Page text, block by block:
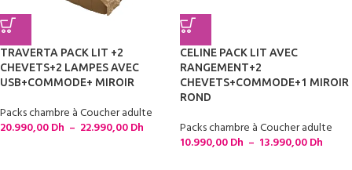
TRAVERTA PACK LIT +2
CHEVETS+2 LAMPES AVEC
USB+COMMODE+ MIROIR
Packs chambre à Coucher adulte
20.990,00Dh – 22.990,00Dh
CELINE PACK LIT AVEC
RANGEMENT+2
CHEVETS+COMMODE+1 MIROIR
ROND
Packs chambre à Coucher adulte
10.990,00Dh – 13.990,00Dh